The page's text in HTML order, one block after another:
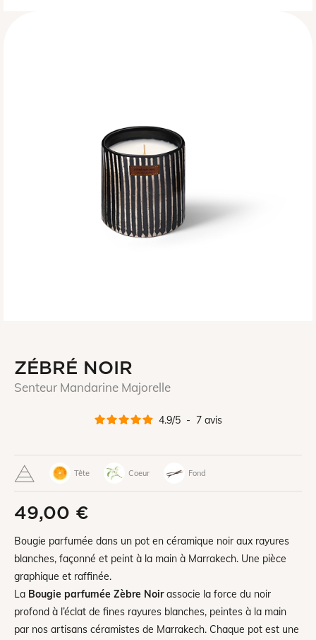
ZÉBRÉ NOIR
Senteur Mandarine Majorelle
4.9/5 - 7 avis
Tête Coeur Fond
49,00 €
Bougie parfumée dans un pot en céramique noir aux rayures
blanches, façonné et peint à la main à Marrakech. Une pièce
graphique et raffinée.
La Bougie parfumée Zèbre Noirassocie la force du noir
profond à l’éclat de fines rayures blanches, peintes à la main
par nos artisans céramistes de Marrakech. Chaque pot est une